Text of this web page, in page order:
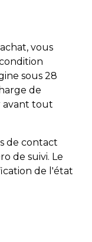
vous
sous 28
de
avant tout
de contact
de suivi. Le
de l'état